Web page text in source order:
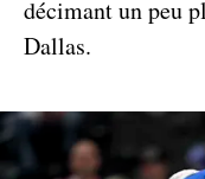
décimant un peu
Dallas.